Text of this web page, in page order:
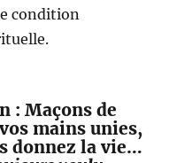
condition
: Maçons de
mains unies,
donnez la vie…